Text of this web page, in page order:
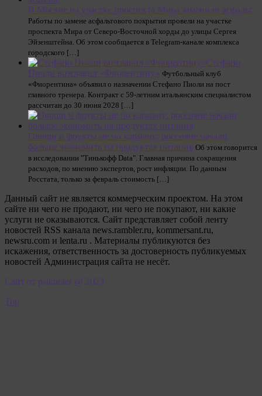
В Москве на участке проспекта Мира заменили асфальт
Работы по замене асфальтового покрытия провели на участке
проспекта Мира от Северо-Восточной хорды до улицы Сергея
Эйзенштейна. Об этом сообщается в Telegram-канале комплекса
городского […]
Стефано
Пиоли возглавил «Фиорентину» Футбольный клуб
«Фиорентина» объявил о назначении Стефано Пиоли на пост
главного тренера. Контракт с 59‑летним итальянским специалистом
рассчитан до 30 июня 2028 […]
Овощи и фрукты не по карману: россияне начали
больше экономить на продуктах питания Об этом говорится
в исследовании "Тинькофф Data". Главная причина сокращения
расходов, по мнению экспертов, рост инфляции. По данным
Росстата, только за февраль стоимость […]
Данный сайт не является коммерческим проектом. На этом
сайте ни чего не продают, ни чего не покупают, ни какие
услуги не оказываются. Сайт представляет собой ленту
новостей RSS канала news.rambler.ru, kommersant.ru,
newsru.com и lenta.ru . Материалы публикуются без
искажения, ответственность за достоверность публикуемых
новостей Администрация сайта не несёт.
Сайт от psikhoter @ 2023
Top